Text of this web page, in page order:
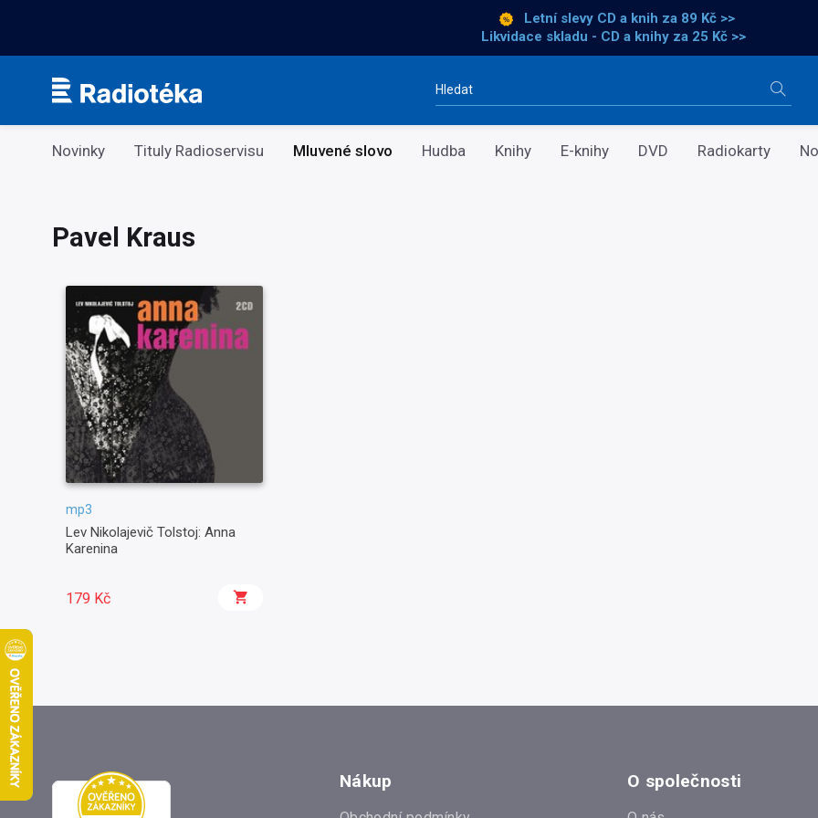
Letní slevy CD a knih za 89 Kč >>
Likvidace skladu - CD a knihy za 25 Kč >>
Vyhledávání
Kategorie
Novinky Tituly Radioservisu Mluvené slovo Hudba Knihy E-knihy DVD Radiokarty
Pavel Kraus
mp3
Lev Nikolajevič Tolstoj: Anna
Karenina
179 Kč
Nákup O společnosti